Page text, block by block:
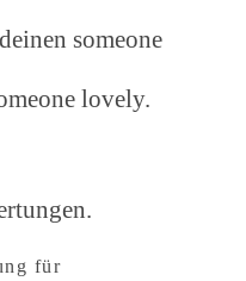
someone
lovely.
für